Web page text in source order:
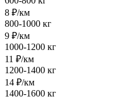
8 ₽/км
800-1000 кг
9 ₽/км
1000-1200 кг
11 ₽/км
1200-1400 кг
14 ₽/км
1400-1600 кг